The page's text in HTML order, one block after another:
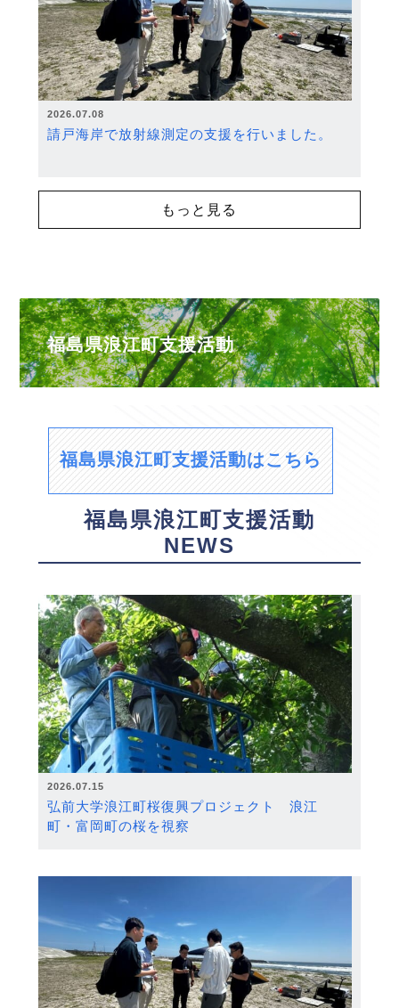
2026.07.08
請戸海岸で放射線測定の支援を行いました。
もっと見る
福島県浪江町支援活動
福島県浪江町支援活動はこちら
福島県浪江町支援活動
NEWS
2026.07.15
弘前大学浪江町桜復興プロジェクト 浪江
町・富岡町の桜を視察